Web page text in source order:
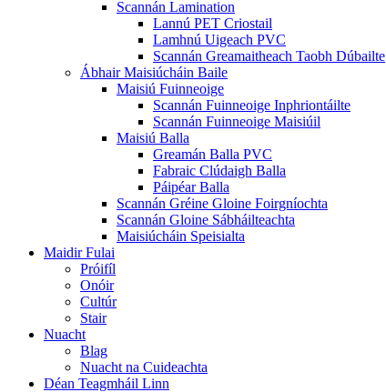
Scannán Lamination
Lannú PET Criostail
Lamhnú Uigeach PVC
Scannán Greamaitheach Taobh Dúbailte
Ábhair Maisiúcháin Baile
Maisiú Fuinneoige
Scannán Fuinneoige Inphriontáilte
Scannán Fuinneoige Maisiúil
Maisiú Balla
Greamán Balla PVC
Fabraic Clúdaigh Balla
Páipéar Balla
Scannán Gréine Gloine Foirgníochta
Scannán Gloine Sábháilteachta
Maisiúcháin Speisialta
Maidir Fulai
Próifíl
Onóir
Cultúr
Stair
Nuacht
Blag
Nuacht na Cuideachta
Déan Teagmháil Linn